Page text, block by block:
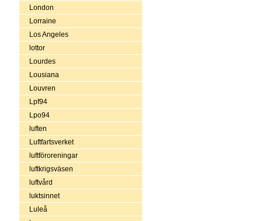
London
Lorraine
Los Angeles
lottor
Lourdes
Lousiana
Louvren
Lpf94
Lpo94
luften
Luftfartsverket
luftföroreningar
luftkrigsväsen
luftvård
luktsinnet
Luleå